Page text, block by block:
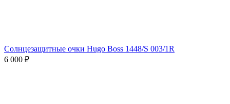
Солнцезащитные очки Hugo Boss 1448/S 003/1R
6 000 ₽